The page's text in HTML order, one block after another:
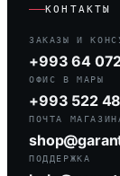
КОНТАКТЫ
ЗАКАЗЫ И
+993 64
ОФИС В МАРЫ
+993 522
ПОЧТА
ПОДДЕРЖКА